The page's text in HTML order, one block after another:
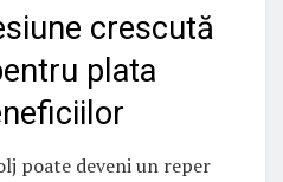
crescută
plata
poate deveni un reper